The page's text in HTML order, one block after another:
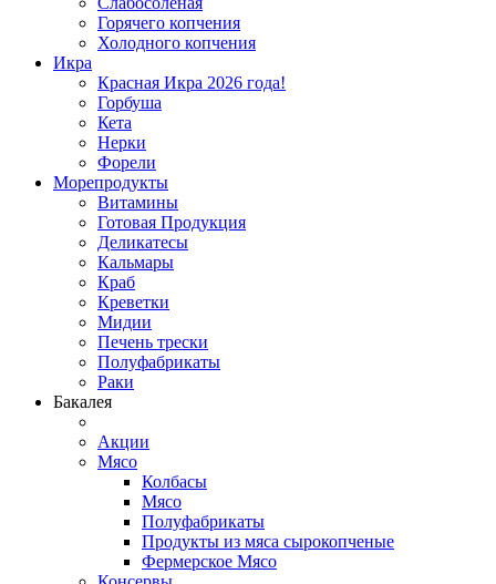
Горячего копчения
Холодного копчения
Икра
Красная Икра 2026 года!
Горбуша
Кета
Нерки
Форели
Морепродукты
Витамины
Готовая Продукция
Деликатесы
Кальмары
Краб
Креветки
Мидии
Печень трески
Полуфабрикаты
Раки
Бакалея
Акции
Мясо
Колбасы
Мясо
Полуфабрикаты
Продукты из мяса сырокопченые
Фермерское Мясо